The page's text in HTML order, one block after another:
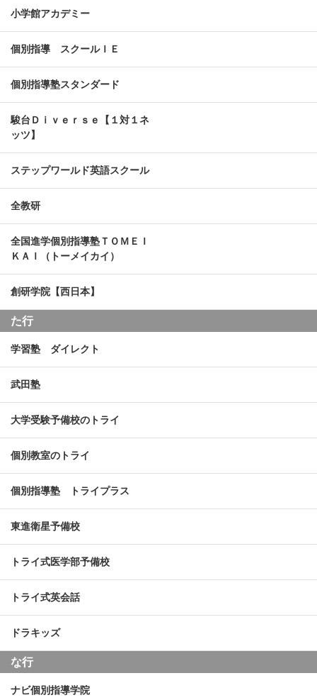
小学館アカデミー
個別指導 スクールＩＥ
個別指導塾スタンダード
駿台Ｄｉｖｅｒｓｅ【１対１ネ
ッツ】
ステップワールド英語スクール
全教研
全国進学個別指導塾ＴＯＭＥＩ
ＫＡＩ（トーメイカイ）
創研学院【西日本】
た行
学習塾 ダイレクト
武田塾
大学受験予備校のトライ
個別教室のトライ
個別指導塾 トライプラス
東進衛星予備校
トライ式医学部予備校
トライ式英会話
ドラキッズ
な行
ナビ個別指導学院